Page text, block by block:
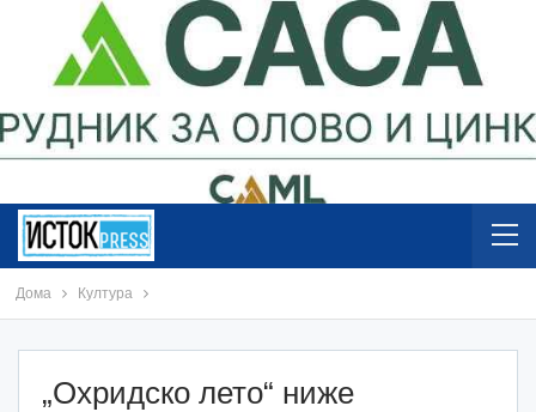
Дома Култура
„Охридско лето“ ниже